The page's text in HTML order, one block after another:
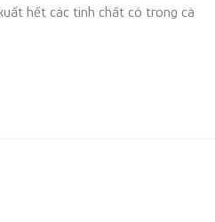
hết các tinh chất có trong cà